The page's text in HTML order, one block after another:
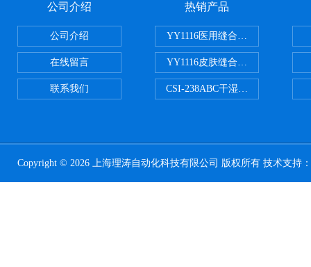
公司介绍
公司介绍
在线留言
联系我们
热销产品
YY1116医用缝合线线径试验仪
YY1116皮肤缝合线线径测量仪
CSI-238ABC干湿电动摩擦色牢度
Copyright © 2026 上海理涛自动化科技有限公司 版权所有 技术支持：